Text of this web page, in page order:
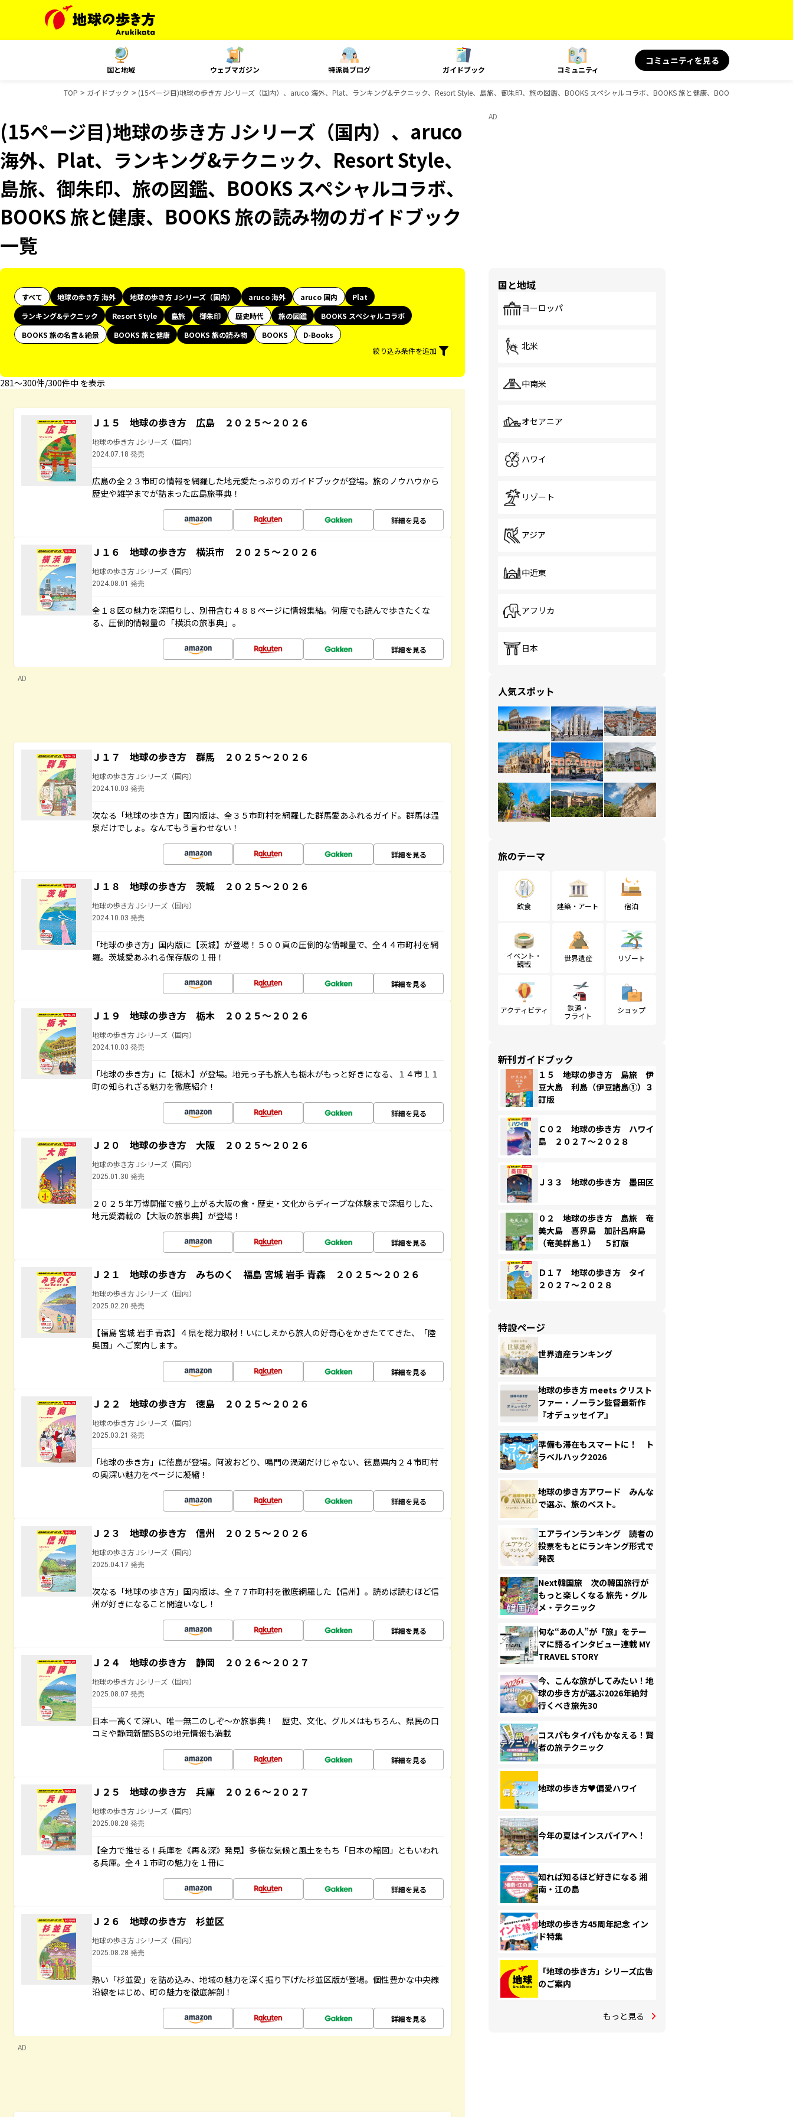
国と地域 ウェブマガジン 特派員ブログ ガイドブック コミュニティ
コミュニティを見る
TOP ガイドブック (15ページ目)地球の歩き方 Jシリーズ（国内）、aruco 海外、Plat、ランキング&テクニック、Resort Style、島旅、御朱印、旅の図鑑、BOOKS スペシャルコラボ、BOOKS 旅と健康、BOOKS 旅の読み物のガ
(15ページ目)地球の歩き方 Jシリーズ（国内）、aruco
海外、Plat、ランキング&テクニック、Resort Style、
島旅、御朱印、旅の図鑑、BOOKS スペシャルコラボ、
BOOKS 旅と健康、BOOKS 旅の読み物のガイドブック
一覧
すべて 地球の歩き方 海外 地球の歩き方 Jシリーズ（国内） aruco 海外 aruco 国内
Plat
ランキング&テクニック
Resort Style 島旅 御朱印 歴史時代 旅の図鑑
BOOKS スペシャルコラボ
BOOKS 旅の名言＆絶景
BOOKS 旅と健康 BOOKS 旅の読み物 BOOKS
D-Books
絞り込み条件を追加
281〜300件/300件中 を表示
Ｊ１５ 地球の歩き方 広島 ２０２５～２０２６
地球の歩き方 Jシリーズ（国内）
2024.07.18 発売
広島の全２３市町の情報を網羅した地元愛たっぷりのガイドブックが登場。旅のノウハウから
歴史や雑学までが詰まった広島旅事典！
詳細を見る
Ｊ１６ 地球の歩き方 横浜市 ２０２５～２０２６
地球の歩き方 Jシリーズ（国内）
2024.08.01 発売
全１８区の魅力を深掘りし、別冊含む４８８ページに情報集結。何度でも読んで歩きたくな
る、圧倒的情報量の「横浜の旅事典」。
詳細を見る
AD
Ｊ１７ 地球の歩き方 群馬 ２０２５～２０２６
地球の歩き方 Jシリーズ（国内）
2024.10.03 発売
次なる「地球の歩き方」国内版は、全３５市町村を網羅した群馬愛あふれるガイド。群馬は温
泉だけでしょ。なんてもう言わせない！
詳細を見る
Ｊ１８ 地球の歩き方 茨城 ２０２５～２０２６
地球の歩き方 Jシリーズ（国内）
2024.10.03 発売
「地球の歩き方」国内版に【茨城】が登場！５００頁の圧倒的な情報量で、全４４市町村を網
羅。茨城愛あふれる保存版の１冊！
詳細を見る
Ｊ１９ 地球の歩き方 栃木 ２０２５～２０２６
地球の歩き方 Jシリーズ（国内）
2024.10.03 発売
「地球の歩き方」に【栃木】が登場。地元っ子も旅人も栃木がもっと好きになる、１４市１１
町の知られざる魅力を徹底紹介！
詳細を見る
Ｊ２０ 地球の歩き方 大阪 ２０２５～２０２６
地球の歩き方 Jシリーズ（国内）
2025.01.30 発売
２０２５年万博開催で盛り上がる大阪の食・歴史・文化からディープな体験まで深堀りした、
地元愛満載の【大阪の旅事典】が登場！
詳細を見る
Ｊ２１ 地球の歩き方 みちのく 福島 宮城 岩手 青森 ２０２５～２０２６
地球の歩き方 Jシリーズ（国内）
2025.02.20 発売
【福島 宮城 岩手 青森】４県を総力取材！いにしえから旅人の好奇心をかきたててきた、「陸
奥国」へご案内します。
詳細を見る
Ｊ２２ 地球の歩き方 徳島 ２０２５～２０２６
地球の歩き方 Jシリーズ（国内）
2025.03.21 発売
「地球の歩き方」に徳島が登場。阿波おどり、鳴門の渦潮だけじゃない、徳島県内２４市町村
の奥深い魅力をページに凝縮！
詳細を見る
Ｊ２３ 地球の歩き方 信州 ２０２５～２０２６
地球の歩き方 Jシリーズ（国内）
2025.04.17 発売
次なる「地球の歩き方」国内版は、全７７市町村を徹底網羅した【信州】。読めば読むほど信
州が好きになること間違いなし！
詳細を見る
Ｊ２４ 地球の歩き方 静岡 ２０２６～２０２７
地球の歩き方 Jシリーズ（国内）
2025.08.07 発売
日本一高くて深い、唯一無二のしぞ～か旅事典！ 歴史、文化、グルメはもちろん、県民の口
コミや静岡新聞SBSの地元情報も満載
詳細を見る
Ｊ２５ 地球の歩き方 兵庫 ２０２６～２０２７
地球の歩き方 Jシリーズ（国内）
2025.08.28 発売
【全力で推せる！兵庫を《再＆深》発見】多様な気候と風土をもち「日本の縮図」ともいわれ
る兵庫。全４１市町の魅力を１冊に
詳細を見る
Ｊ２６ 地球の歩き方 杉並区
地球の歩き方 Jシリーズ（国内）
2025.08.28 発売
熱い「杉並愛」を詰め込み、地域の魅力を深く掘り下げた杉並区版が登場。個性豊かな中央線
沿線をはじめ、町の魅力を徹底解剖！
詳細を見る
AD
AD
国と地域
ヨーロッパ
北米
中南米
オセアニア
ハワイ
リゾート
アジア
中近東
アフリカ
日本
人気スポット
旅のテーマ
飲食 建築・アート 宿泊
イベント・
観戦
世界遺産 リゾート
アクティビティ
鉄道・
フライト
ショップ
新刊ガイドブック
１５ 地球の歩き方 島旅 伊
豆大島 利島（伊豆諸島①）３
訂版
Ｃ０２ 地球の歩き方 ハワイ
島 ２０２７～２０２８
Ｊ３３ 地球の歩き方 墨田区
０２ 地球の歩き方 島旅 奄
美大島 喜界島 加計呂麻島
（奄美群島１） ５訂版
Ｄ１７ 地球の歩き方 タイ
２０２７～２０２８
特設ページ
世界遺産ランキング
地球の歩き方 meets クリスト
ファー・ノーラン監督最新作
『オデュッセイア』
準備も滞在もスマートに！ ト
ラベルハック2026
地球の歩き方アワード みんな
で選ぶ、旅のベスト。
エアラインランキング 読者の
投票をもとにランキング形式で
発表
Next韓国旅 次の韓国旅行が
もっと楽しくなる 旅先・グル
メ・テクニック
旬な“あの人”が「旅」をテー
マに語るインタビュー連載 MY
TRAVEL STORY
今、こんな旅がしてみたい！地
球の歩き方が選ぶ2026年絶対
行くべき旅先30
コスパもタイパもかなえる！賢
者の旅テクニック
地球の歩き方♥偏愛ハワイ
今年の夏はインスパイアへ！
知れば知るほど好きになる 湘
南・江の島
地球の歩き方45周年記念 イン
ド特集
「地球の歩き方」シリーズ広告
のご案内
もっと見る